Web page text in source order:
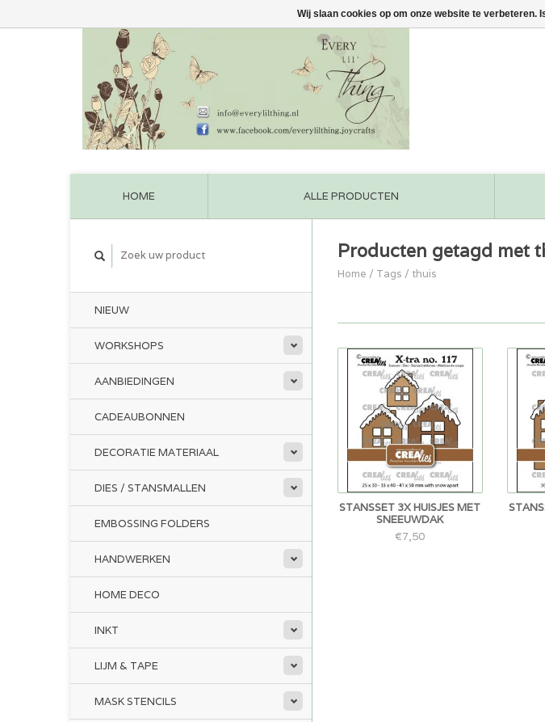
HOME ALLE PRODUCTEN
NIEUW
WORKSHOPS
AANBIEDINGEN
CADEAUBONNEN
DECORATIE MATERIAAL
DIES / STANSMALLEN
EMBOSSING FOLDERS
HANDWERKEN
HOME DECO
INKT
LIJM & TAPE
MASK STENCILS
Producten getagd met
Home / Tags / thuis
STANSSET 3X HUISJES MET
SNEEUWDAK
€7,50
Wij slaan cookies op om onze website te verbeteren.